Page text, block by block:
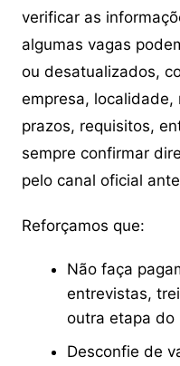
verificar as
algumas vagas
ou desatualizados,
empresa, localidade,
prazos, requisitos,
sempre confirmar
pelo canal oficial
Reforçamos que:
Não faça
entrevistas,
outra etapa do
Desconfie de